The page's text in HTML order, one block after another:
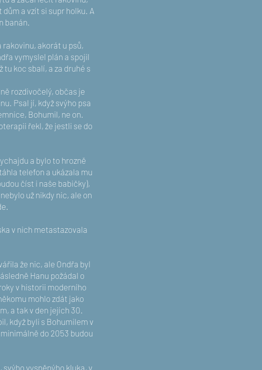
a vzít si supr holku. A
banán.
akorát u psů,
vymyslel plán a spojil
koc sbalí, a za druhé s
rozdivočelý, občas je
Psal jí, když svýho psa
Bohumil, ne on.
řekl, že jestli se do
a bylo to hrozně
telefon a ukázala mu
číst i naše babičky),
už nikdy nic, ale on
v nich metastazovala
že nic, ale Ondřa byl
Hanu požádal o
v historii moderního
mohlo zdát jako
a tak v den jejích 30.
když byli s Bohumilem v
do 2053 budou
svýho vysněnýho kluka, v